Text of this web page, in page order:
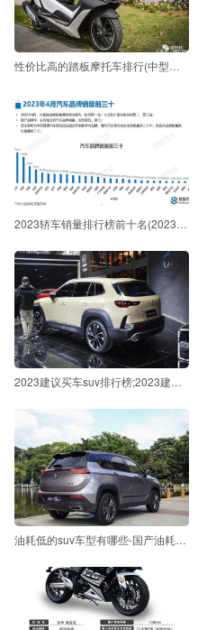
性价比高的踏板摩托车排行(中型踏板摩托车排行榜)
2023轿车销量排行榜前十名(2023燃油车销量排行榜)
2023建议买车suv排行榜;2023建议买车suv排行榜小红书
油耗低的suv车型有哪些-国产油耗最低的suv车排行榜